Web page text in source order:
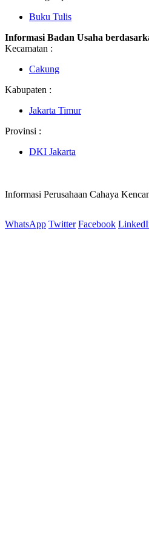
Buku Tulis
Informasi Badan Usaha
Kecamatan :
Cakung
Kabupaten :
Jakarta Timur
Provinsi :
DKI Jakarta
Informasi Perusahaan Cahaya
WhatsApp Twitter Facebook